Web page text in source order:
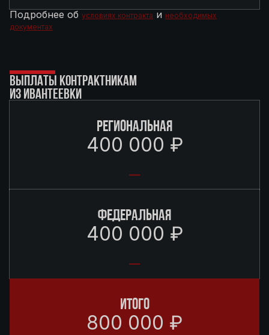
Подробнее об условиях контракта и необходимых
документах
ВЫПЛАТЫ КОНТРАКТНИКАМ
ИЗ ИВАНТЕЕВКИ
РЕГИОНАЛЬНАЯ
400 000 ₽
ФЕДЕРАЛЬНАЯ
400 000 ₽
ИТОГО
800 000 ₽